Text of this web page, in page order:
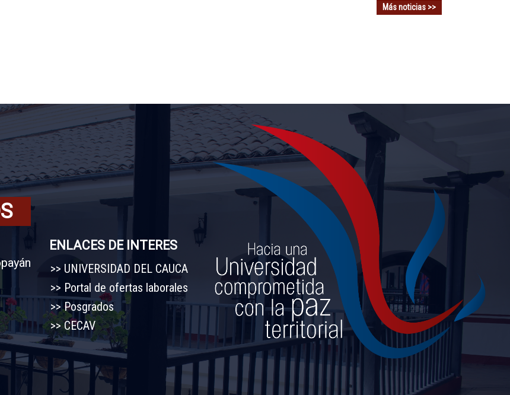
Más noticias
ENLACES DE INTERES
UNIVERSIDAD DEL CAUCA
Portal de ofertas laborales
Posgrados
CECAV